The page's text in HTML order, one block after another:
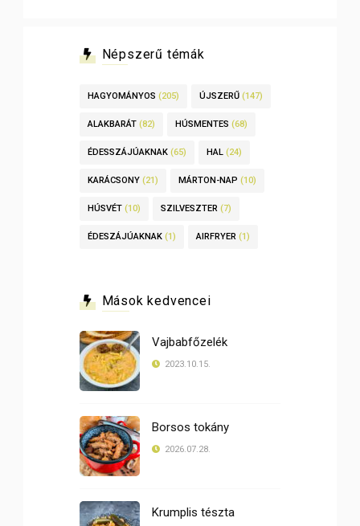
Népszerű témák
HAGYOMÁNYOS (205) ÚJSZERŰ (147)
ALAKBARÁT (82) HÚSMENTES (68)
ÉDESSZÁJÚAKNAK (65) HAL (24)
KARÁCSONY (21) MÁRTON-NAP (10)
HÚSVÉT (10) SZILVESZTER (7)
ÉDESZÁJÚAKNAK (1) AIRFRYER (1)
Mások kedvencei
Vajbabfőzelék
2023.10.15.
Borsos tokány
2026.07.28.
Krumplis tészta